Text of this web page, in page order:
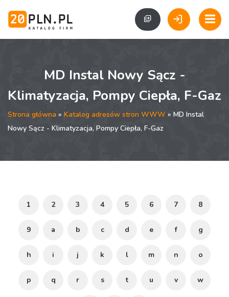
MD Instal Nowy Sącz -
Klimatyzacja, Pompy Ciepła, F-Gaz
Strona główna » Katalog adresów stron WWW » MD Instal
Nowy Sącz - Klimatyzacja, Pompy Ciepła, F-Gaz
1 2 3 4 5 6 7 8
9 a b c d e f g
h i j k l m n o
p q r s t u v w